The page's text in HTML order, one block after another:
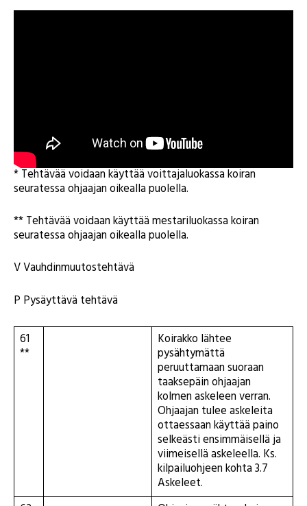
* Tehtävää voidaan käyttää voittajaluokassa koiran
seuratessa ohjaajan oikealla puolella.
** Tehtävää voidaan käyttää mestariluokassa koiran
seuratessa ohjaajan oikealla puolella.
V Vauhdinmuutostehtävä
P Pysäyttävä tehtävä
61
**
Koirakko lähtee
pysähtymättä
peruuttamaan suoraan
taaksepäin ohjaajan
kolmen askeleen verran.
Ohjaajan tulee askeleita
ottaessaan käyttää paino
selkeästi ensimmäisellä ja
viimeisellä askeleella. Ks.
kilpailuohjeen kohta 3.7
Askeleet.